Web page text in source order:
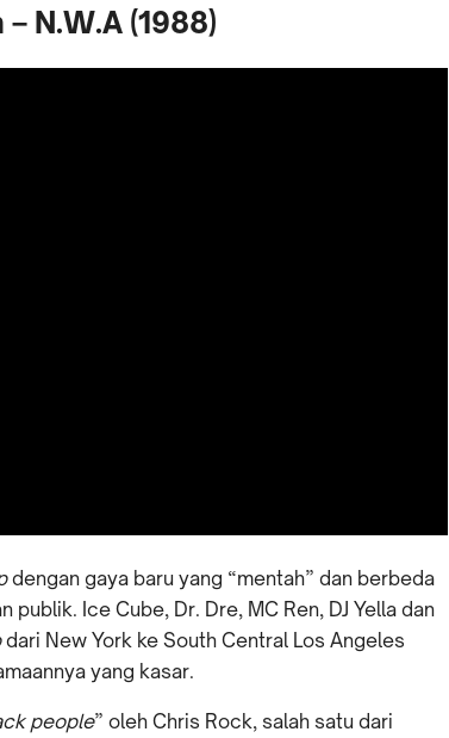
N.W.A (1988)
dengan gaya baru yang “mentah” dan berbeda
Ice Cube, Dr. Dre, MC Ren, DJ Yella dan
dari New York ke South Central Los Angeles
yang kasar.
people” oleh Chris Rock, salah satu dari